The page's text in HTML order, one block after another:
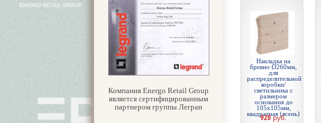
Компания Energo Retail Group
является сертифицированным
партнером группы Легран
Накладка на
бревно Ø260мм,
для
распределительной
коробки/
светильника с
размером
основания до
105х105мм,
квадратная (ясень)
920руб.